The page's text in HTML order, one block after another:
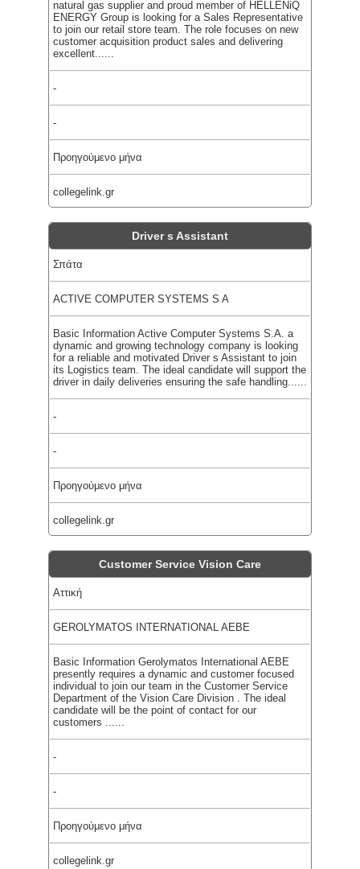
natural gas supplier and proud member of HELLENiQ
ENERGY Group is looking for a Sales Representative
to join our retail store team. The role focuses on new
customer acquisition product sales and delivering
excellent......
-
-
Προηγούμενο μήνα
collegelink.gr
Driver s Assistant
Σπάτα
ACTIVE COMPUTER SYSTEMS S A
Basic Information Active Computer Systems S.A. a
dynamic and growing technology company is looking
for a reliable and motivated Driver s Assistant to join
its Logistics team. The ideal candidate will support the
driver in daily deliveries ensuring the safe handling......
-
-
Προηγούμενο μήνα
collegelink.gr
Customer Service Vision Care
Αττική
GEROLYMATOS INTERNATIONAL AEBE
Basic Information Gerolymatos International AEBE
presently requires a dynamic and customer focused
individual to join our team in the Customer Service
Department of the Vision Care Division . The ideal
candidate will be the point of contact for our
customers ......
-
-
Προηγούμενο μήνα
collegelink.gr